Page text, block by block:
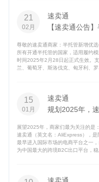
21
02月
速卖通
【速卖通公告
尊敬的速卖通商家：半托管新增优
所有开通半托管的国家，适用履约
时间2025年2月28日起正式生效。
兰、葡萄牙、斯洛伐克、匈牙利、
15
01月
速卖通
规划2025年，
展望2025年，商家们最为关注的是
速卖通（英文名：AliExpress），
最早进入国际市场的电商平台之一
为中国最大的跨境B2C出口平台，